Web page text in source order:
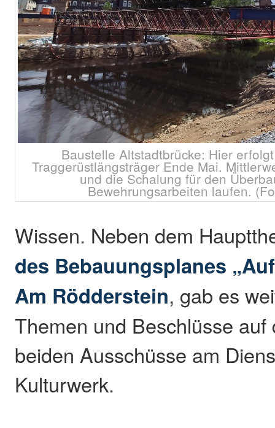
Baustelle Altstadtbrücke: Hier
Traggerüstlängsträger Ende Mai.
und die Schalung für den
Bewehrungsarbeiten laufen.
Wissen. Neben dem
des Bebauungsplanes
Am Rödderstein, gab es
Themen und Beschlüsse
beiden Ausschüsse am
Kulturwerk.